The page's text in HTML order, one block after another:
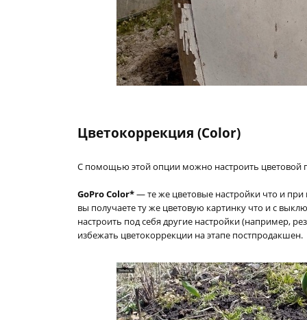
Цветокоррекция (Color)
С помощью этой опции можно настроить цветовой
GoPro Color*— те же цветовые настройки что и
вы получаете ту же цветовую картинку что и с
настроить под себя другие настройки (например,
избежать цветокоррекции на этапе постпродакшен.